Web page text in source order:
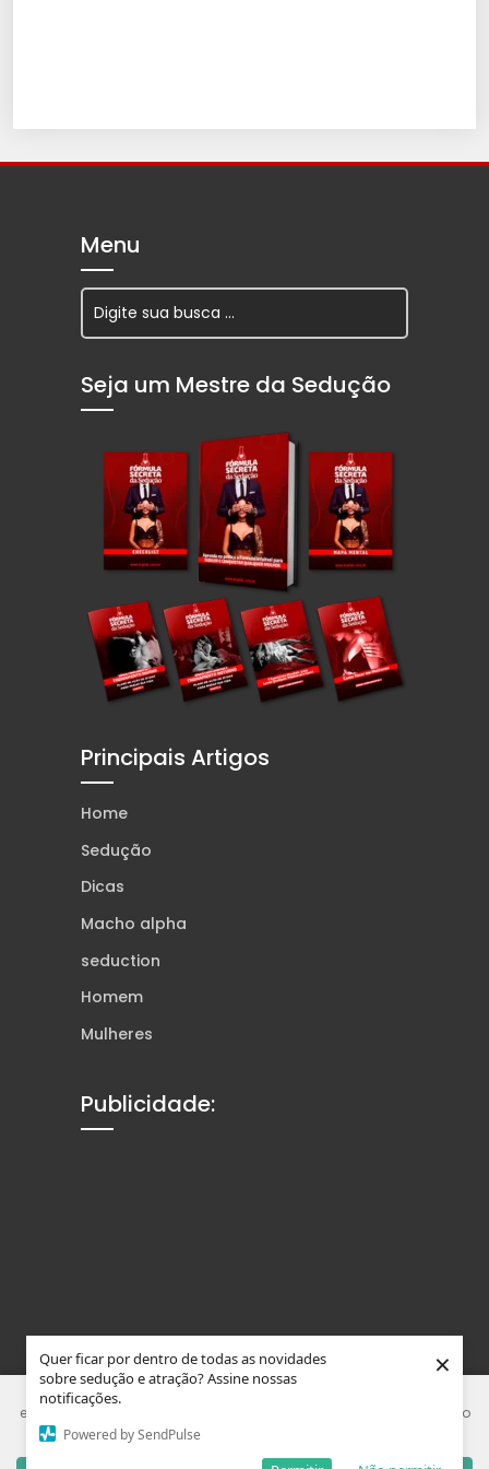
Quer ficar por dentro de todas as novidades
sobre sedução e atração? Assine nossas
notificações.
Powered by SendPulse
×
Menu
Seja um Mestre da Sedução
Principais Artigos
Home
Sedução
Dicas
Macho alpha
seduction
Homem
Mulheres
Publicidade:
© Tons da Sedução. Feito com Wolf WP.
Este site usa Cookies e tecnologias similares para melhorar sua
experiência. Ao usar nosso site, você concorda que está de acordo
com nossa Política de Privacidade.